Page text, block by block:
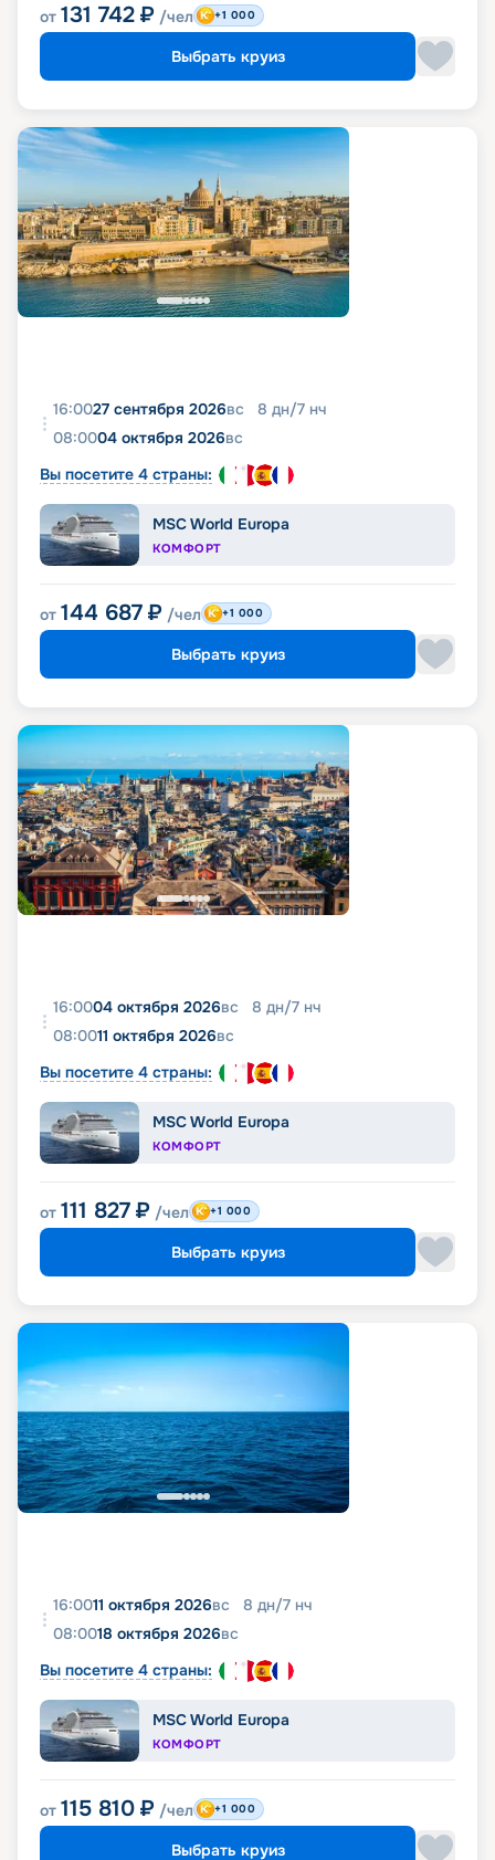
от 131 742 ₽ /чел +1 000
Выбрать круиз
16:0027 сентября 2026вс 8 дн/7 нч
08:0004 октября 2026вс
Вы посетите 4 страны:
MSC World Europa
КОМФОРТ
от 144 687 ₽ /чел +1 000
Выбрать круиз
16:0004 октября 2026вс 8 дн/7 нч
08:0011 октября 2026вс
Вы посетите 4 страны:
MSC World Europa
КОМФОРТ
от 111 827 ₽ /чел +1 000
Выбрать круиз
16:0011 октября 2026вс 8 дн/7 нч
08:0018 октября 2026вс
Вы посетите 4 страны:
MSC World Europa
КОМФОРТ
от 115 810 ₽ /чел +1 000
Выбрать круиз